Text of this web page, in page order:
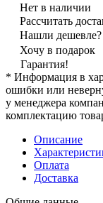
Нет в наличии
Рассчитать
Нашли дешевле?
Хочу в подарок
Гарантия!
* Информация в
ошибки или
у менеджера
комплектацию
Описание
Оплата
Доставка